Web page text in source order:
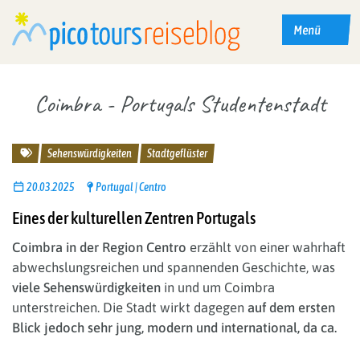
Menü
Coimbra - Portugals Studentenstadt
ReisethemenSehenswürdigkeiten Stadtgeflüster
20.03.2025 Portugal Centro
Eines der kulturellen Zentren Portugals
Coimbra in der Region Centro erzählt von einer wahrhaft
abwechslungsreichen und spannenden Geschichte, was
viele Sehenswürdigkeiten in und um Coimbra
unterstreichen. Die Stadt wirkt dagegen auf dem ersten
Blick jedoch sehr jung, modern und international, da ca.